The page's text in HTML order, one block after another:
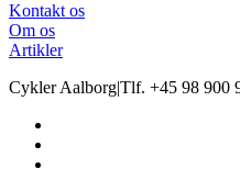
Kontakt os
Om os
Artikler
Cykler Aalborg|Tlf. +45 98 900